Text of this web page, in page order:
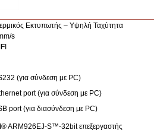
Εκτυπωτής – Υψηλή Ταχύτητα
s
(για σύνδεση με PC)
port (για σύνδεση με PC)
port (για διασύνδεση με PC)
ARM926EJ-S™-32bit επεξεργαστής